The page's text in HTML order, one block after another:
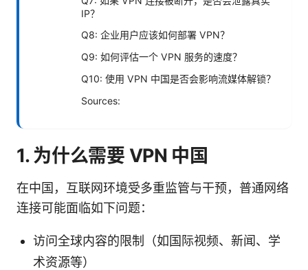
IP？
Q8: 企业用户应该如何部署 VPN？
Q9: 如何评估一个 VPN 服务的速度？
Q10: 使用 VPN 中国是否会影响流媒体解锁？
Sources:
1. 为什么需要 VPN 中国
在中国，互联网环境受多重监管与干预，普通网络
连接可能面临如下问题：
访问全球内容的限制（如国际视频、新闻、学
术资源等）